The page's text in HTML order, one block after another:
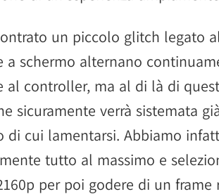
un piccolo glitch legato
a schermo alternano
al controller, ma al di là di
sicuramente verrà sistemata
di cui lamentarsi. Abbiamo
tutto al massimo e
per poi godere di un